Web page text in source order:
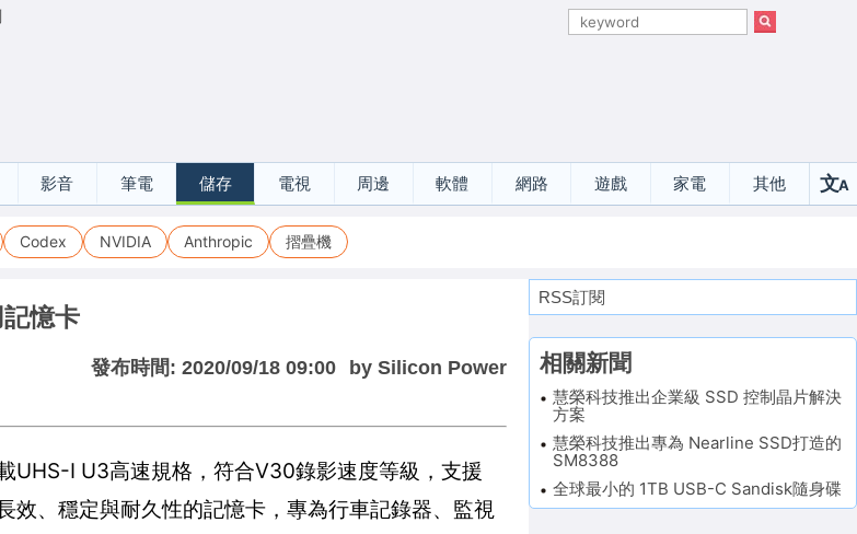
影音 筆電 儲存 電視 周邊 軟體 網路 遊戲 家電 其他 文A
Codex NVIDIA Anthropic 摺疊機
憶卡
發布時間: 2020/09/18 09:00 by Silicon Power
UHS-I U3高速規格，符合V30錄影速度等級，支援
效、穩定與耐久性的記憶卡，專為行車記錄器、監視
RSS訂閱
相關新聞
慧榮科技推出企業級 SSD 控制晶片解決
方案
慧榮科技推出專為 Nearline SSD打造的
SM8388
全球最小的 1TB USB-C Sandisk隨身碟